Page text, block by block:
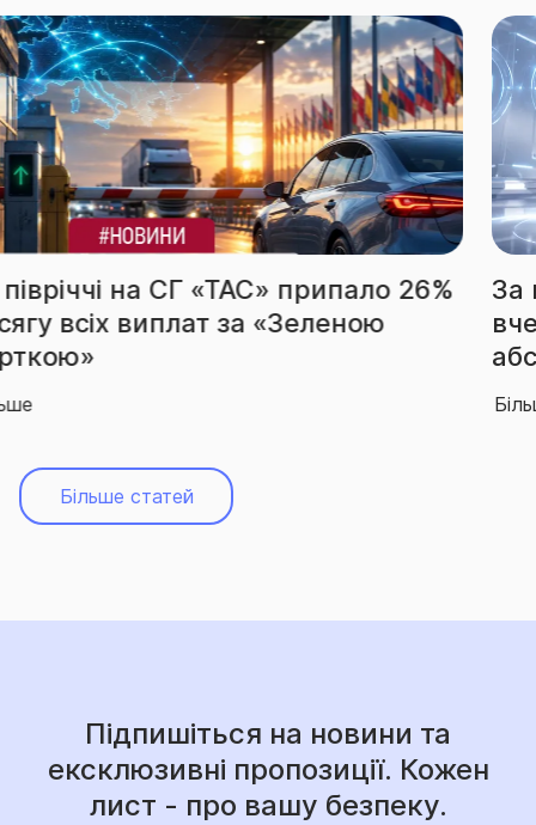
За підсумками І півріччя СГ «ТАС»
вчергове підтвердила звання
абсолютного лідера ринку
Більше статей
Підпишіться на новини та
ексклюзивні пропозиції. Кожен
лист - про вашу безпеку.